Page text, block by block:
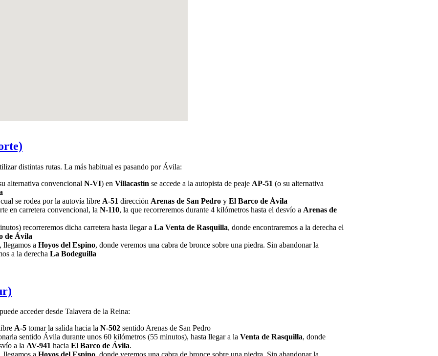
distintas rutas. La más habitual es pasando por Ávila:
alternativa convencional N-VI) en Villacastín se accede a la autopista de peaje AP-51 (o su alternativa
se rodea por la autovía libre A-51 dirección Arenas de San Pedro y El Barco de Ávila
en carretera convencional, la N-110, la que recorreremos durante 4 kilómetros hasta el desvío a Arenas de
recorreremos dicha carretera hasta llegar a La Venta de Rasquilla, donde encontraremos a la derecha el
de Ávila
llegamos a Hoyos del Espino, donde veremos una cabra de bronce sobre una piedra. Sin abandonar la
a la derecha La Bodeguilla
acceder desde Talavera de la Reina:
A-5 tomar la salida hacia la N-502 sentido Arenas de San Pedro
sentido Ávila durante unos 60 kilómetros (55 minutos), hasta llegar a la Venta de Rasquilla, donde
a la AV-941 hacia El Barco de Ávila.